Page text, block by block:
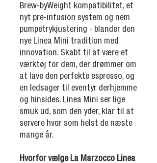
Brew-byWeight kompatibilitet, et
nyt pre-infusion system og nem
pumpetrykjustering - blander den
nye Linea Mini tradition med
innovation. Skabt til at være et
værktøj for dem, der drømmer om
at lave den perfekte espresso, og
en ledsager til eventyr derhjemme
og hinsides. Linea Mini ser lige
smuk ud, som den yder, klar til at
servere hvor som helst de næste
mange år.
Hvorfor vælge La Marzocco Linea